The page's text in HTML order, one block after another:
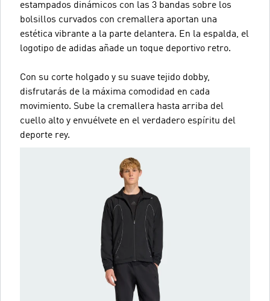
estampados dinámicos con las 3 bandas sobre los
bolsillos curvados con cremallera aportan una
estética vibrante a la parte delantera. En la espalda, el
logotipo de adidas añade un toque deportivo retro.
Con su corte holgado y su suave tejido dobby,
disfrutarás de la máxima comodidad en cada
movimiento. Sube la cremallera hasta arriba del
cuello alto y envuélvete en el verdadero espíritu del
deporte rey.